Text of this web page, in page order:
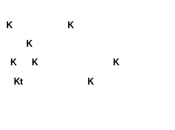
K K
K
K K K
Kt K